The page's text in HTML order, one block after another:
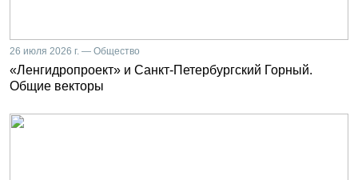
26 июля 2026 г. — Общество
«Ленгидропроект» и Санкт-Петербургский Горный.
Общие векторы